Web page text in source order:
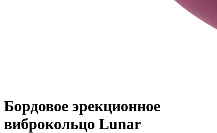
Бордовое эрекционное
виброкольцо Lunar